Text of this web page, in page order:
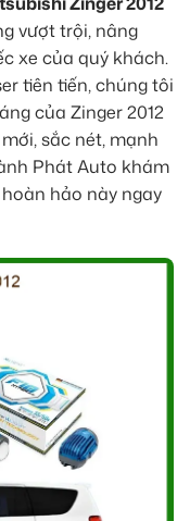
vượt trội, nâng
xe của quý khách.
tiên tiến, chúng tôi
của Zinger 2012
sắc nét, mạnh
Phát Auto khám
hảo này ngay